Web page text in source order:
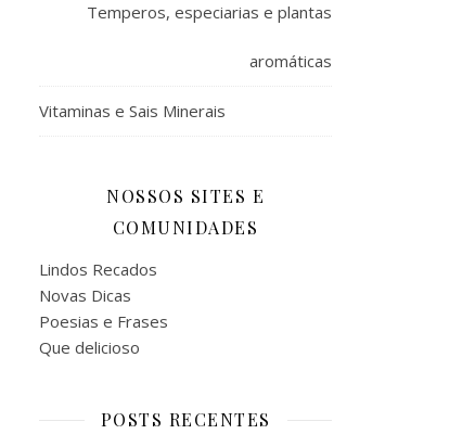
Temperos, especiarias e plantas
aromáticas
Vitaminas e Sais Minerais
NOSSOS SITES E
COMUNIDADES
Lindos Recados
Novas Dicas
Poesias e Frases
Que delicioso
POSTS RECENTES